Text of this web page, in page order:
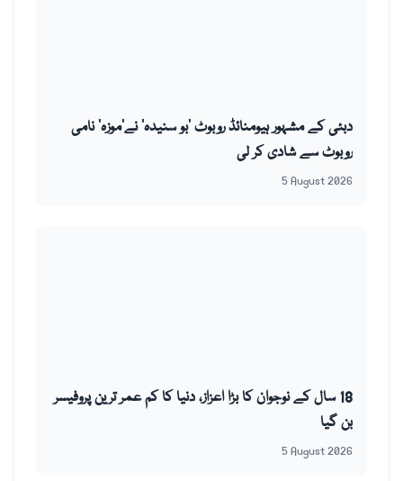
دبئی کے مشہور ہیومنائڈ روبوٹ ’بو سنیدہ‘ نے’موزہ‘ نامی
روبوٹ سے شادی کر لی
5 August 2026
18 سال کے نوجوان کا بڑا اعزاز، دنیا کا کم عمر ترین پروفیسر
بن گیا
5 August 2026